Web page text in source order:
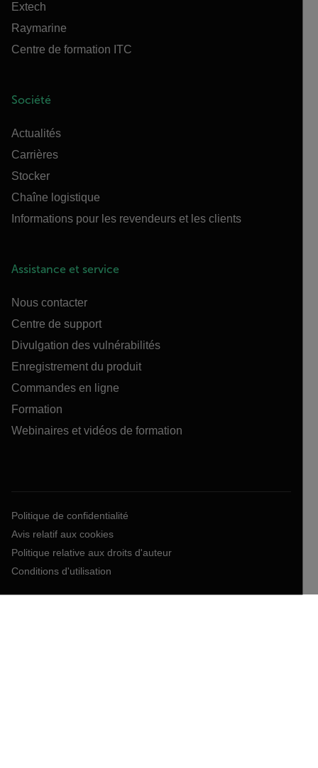
Extech
Raymarine
Centre de formation ITC
Société
Actualités
Carrières
Stocker
Chaîne logistique
Informations pour les revendeurs et les clients
Assistance et service
Nous contacter
Centre de support
Divulgation des vulnérabilités
Enregistrement du produit
Commandes en ligne
Formation
Webinaires et vidéos de formation
Politique de confidentialité
Avis relatif aux cookies
Politique relative aux droits d'auteur
Conditions d'utilisation